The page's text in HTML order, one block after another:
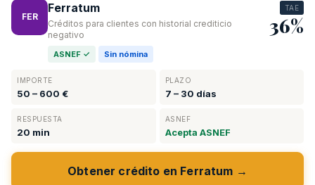
FER
Ferratum
Créditos para clientes con historial crediticio
negativo
ASNEF ✓ Sin nómina
TAE
36%
IMPORTE
50 – 600 €
PLAZO
7 – 30 días
RESPUESTA
20 min
ASNEF
Acepta ASNEF
Obtener crédito en Ferratum →